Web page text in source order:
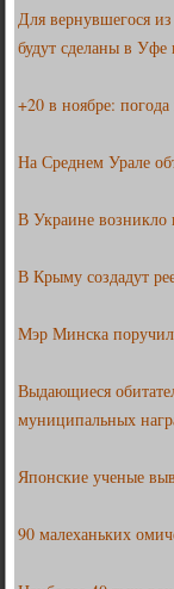
Для вернувшегося
будут сделаны в Уфе
+20 в ноябре:
На Среднем Урале
В Украине возникло
В Крыму создадут
Мэр Минска поручил
Выдающиеся
муниципальных
Японские ученые
90 малеханьких